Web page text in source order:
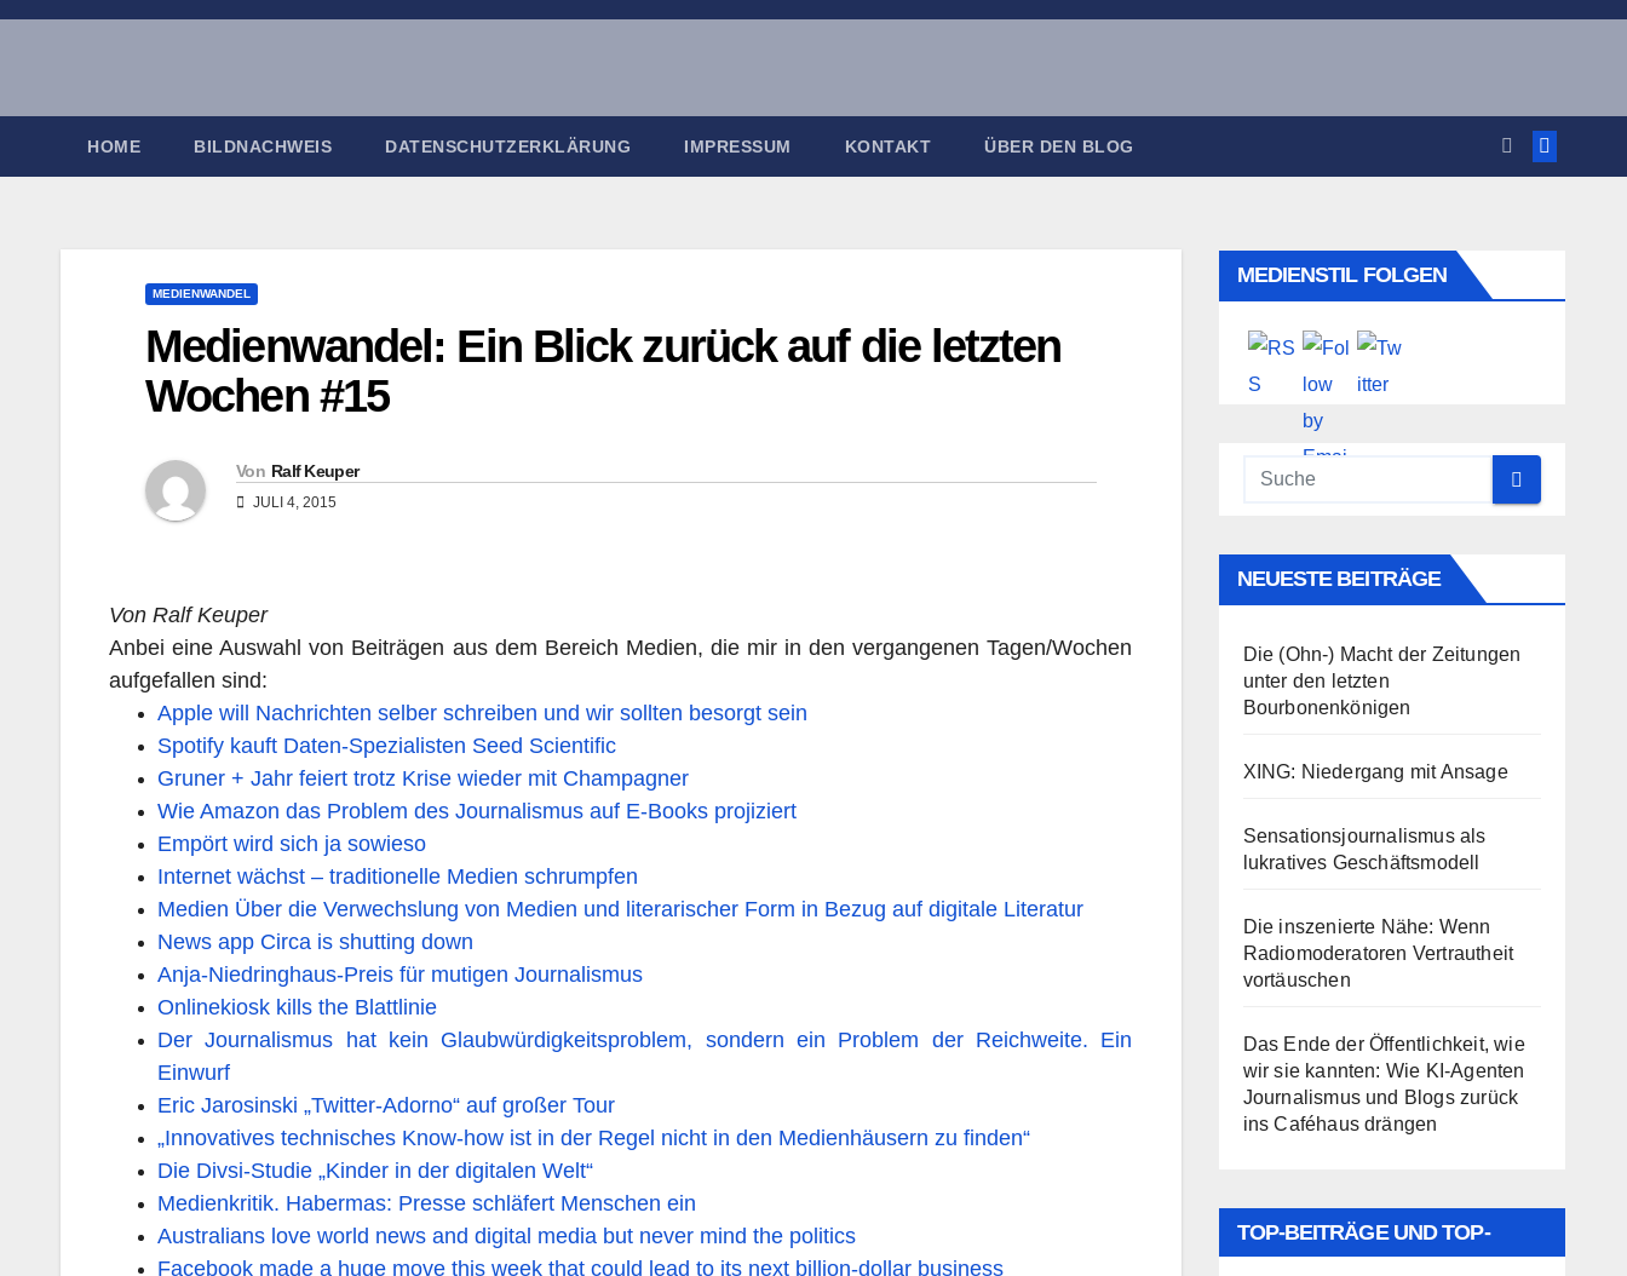
Zum
HOME BILDNACHWEIS DATENSCHUTZERKLÄRUNG IMPRESSUM KONTAKT ÜBER DEN BLOG
MEDIENWANDEL
Medienwandel: Ein Blick zurück auf die letzten
Wochen #15
Von Ralf Keuper
JULI 4, 2015
Von Ralf Keuper
Anbei eine Auswahl von Beiträgen aus dem Bereich Medien, die mir in den vergangenen Tagen/Wochen
aufgefallen sind:
Apple will Nachrichten selber schreiben und wir sollten besorgt sein
Spotify kauft Daten-Spezialisten Seed Scientific
Gruner + Jahr feiert trotz Krise wieder mit Champagner
Wie Amazon das Problem des Journalismus auf E-Books projiziert
Empört wird sich ja sowieso
Internet wächst – traditionelle Medien schrumpfen
Medien Über die Verwechslung von Medien und literarischer Form in Bezug auf digitale Literatur
News app Circa is shutting down
Anja-Niedringhaus-Preis für mutigen Journalismus
Onlinekiosk kills the Blattlinie
Der Journalismus hat kein Glaubwürdigkeitsproblem, sondern ein Problem der Reichweite. Ein
Einwurf
Eric Jarosinski „Twitter-Adorno“ auf großer Tour
„Innovatives technisches Know-how ist in der Regel nicht in den Medienhäusern zu finden“
Die Divsi-Studie „Kinder in der digitalen Welt“
Medienkritik. Habermas: Presse schläfert Menschen ein
Australians love world news and digital media but never mind the politics
Facebook made a huge move this week that could lead to its next billion-dollar business
MEDIENSTIL FOLGEN
NEUESTE BEITRÄGE
Die (Ohn-) Macht der Zeitungen
unter den letzten
Bourbonenkönigen
XING: Niedergang mit Ansage
Sensationsjournalismus als
lukratives Geschäftsmodell
Die inszenierte Nähe: Wenn
Radiomoderatoren Vertrautheit
vortäuschen
Das Ende der Öffentlichkeit, wie
wir sie kannten: Wie KI-Agenten
Journalismus und Blogs zurück
ins Caféhaus drängen
TOP-BEITRÄGE UND TOP-